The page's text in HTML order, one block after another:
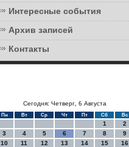
Интересные события
Архив записей
Контакты
Сегодня: Четверг, 6 Августа
Пн Вт Ср Чт Пт Сб Вс
1
2
3
4 5 6 7 8
9
10
11 12 13 14 15
16